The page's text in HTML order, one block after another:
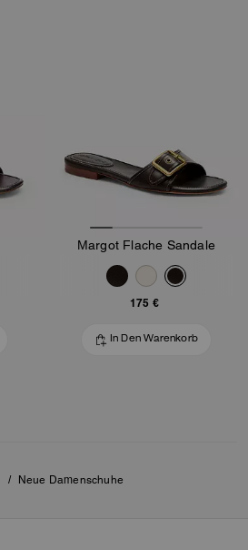
Margot Flache Sandale
175 €
In Den Warenkorb
/ Neue Damenschuhe